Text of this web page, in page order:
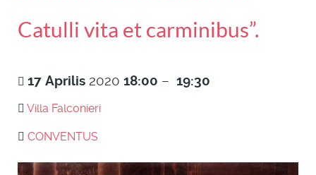
Catulli vita et carminibus”.
17 Aprilis 2020 18:00 – 19:30
Villa Falconieri
CONVENTUS